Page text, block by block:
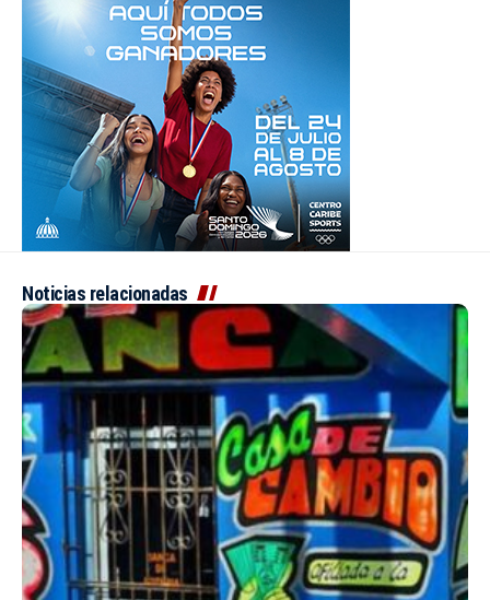
Noticias relacionadas